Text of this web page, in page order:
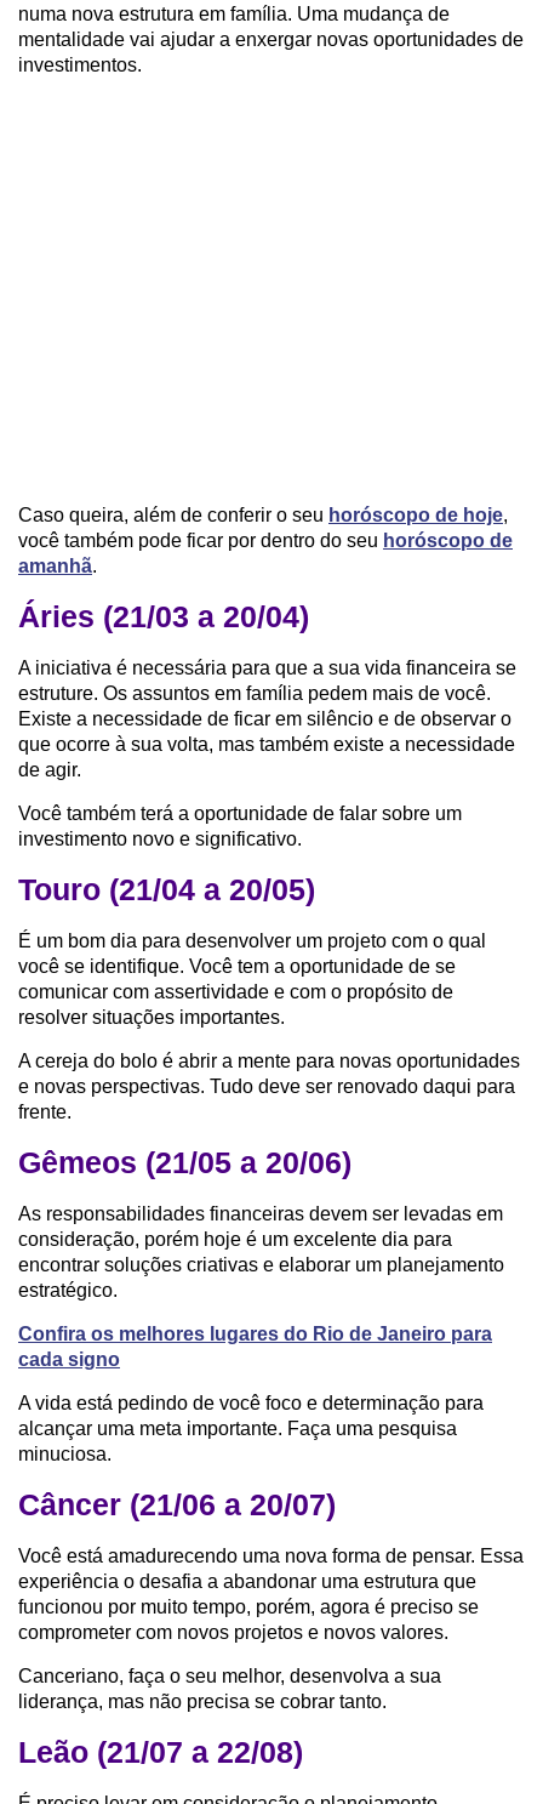
numa nova estrutura em família. Uma mudança de
mentalidade vai ajudar a enxergar novas oportunidades de
investimentos.
Caso queira, além de conferir o seu horóscopo de hoje,
você também pode ficar por dentro do seu horóscopo de
amanhã.
Áries (21/03 a 20/04)
A iniciativa é necessária para que a sua vida financeira se
estruture. Os assuntos em família pedem mais de você.
Existe a necessidade de ficar em silêncio e de observar o
que ocorre à sua volta, mas também existe a necessidade
de agir.
Você também terá a oportunidade de falar sobre um
investimento novo e significativo.
Touro (21/04 a 20/05)
É um bom dia para desenvolver um projeto com o qual
você se identifique. Você tem a oportunidade de se
comunicar com assertividade e com o propósito de
resolver situações importantes.
A cereja do bolo é abrir a mente para novas oportunidades
e novas perspectivas. Tudo deve ser renovado daqui para
frente.
Gêmeos (21/05 a 20/06)
As responsabilidades financeiras devem ser levadas em
consideração, porém hoje é um excelente dia para
encontrar soluções criativas e elaborar um planejamento
estratégico.
Confira os melhores lugares do Rio de Janeiro para
cada signo
A vida está pedindo de você foco e determinação para
alcançar uma meta importante. Faça uma pesquisa
minuciosa.
Câncer (21/06 a 20/07)
Você está amadurecendo uma nova forma de pensar. Essa
experiência o desafia a abandonar uma estrutura que
funcionou por muito tempo, porém, agora é preciso se
comprometer com novos projetos e novos valores.
Canceriano, faça o seu melhor, desenvolva a sua
liderança, mas não precisa se cobrar tanto.
Leão (21/07 a 22/08)